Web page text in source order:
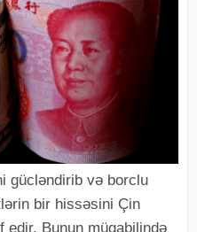
gücləndirib və borclu
bir hissəsini Çin
edir. Bunun müqabilində